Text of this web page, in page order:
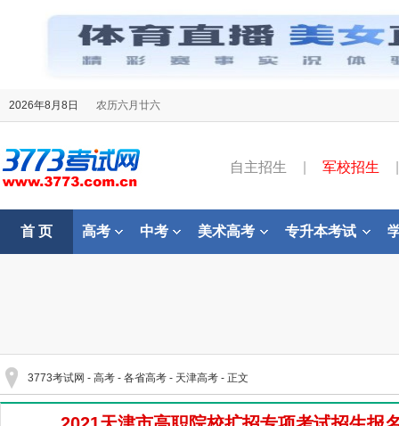
2026年8月8日 农历六月廿六
自主招生 军校招生
首 页 高考 中考 美术高考 专升本考试
3773考试网 - 高考 - 各省高考 - 天津高考 - 正文